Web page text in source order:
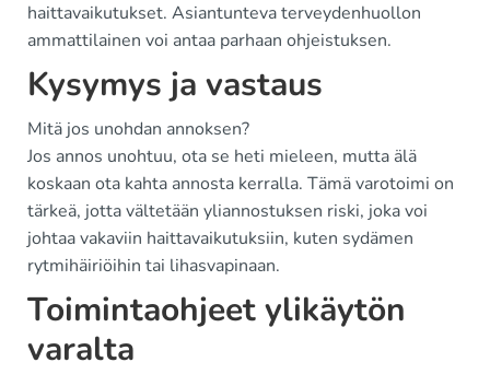
haittavaikutukset. Asiantunteva terveydenhuollon
ammattilainen voi antaa parhaan ohjeistuksen.
Kysymys ja vastaus
Mitä jos unohdan annoksen?
Jos annos unohtuu, ota se heti mieleen, mutta älä
koskaan ota kahta annosta kerralla. Tämä varotoimi on
tärkeä, jotta vältetään yliannostuksen riski, joka voi
johtaa vakaviin haittavaikutuksiin, kuten sydämen
rytmihäiriöihin tai lihasvapinaan.
Toimintaohjeet ylikäytön
varalta